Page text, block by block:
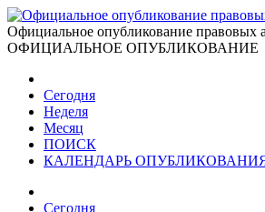
Официальное опубликование правовых
ОФИЦИАЛЬНОЕ ОПУБЛИКОВАНИЕ
Сегодня
Неделя
Месяц
ПОИСК
КАЛЕНДАРЬ
Сегодня